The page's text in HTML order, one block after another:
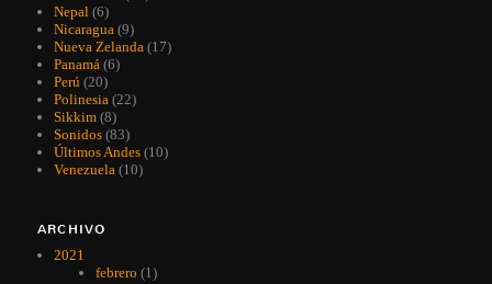
Nepal (6)
Nicaragua (9)
Nueva Zelanda (17)
Panamá (6)
Perú (20)
Polinesia (22)
Sikkim (8)
Sonidos (83)
Últimos Andes (10)
Venezuela (10)
ARCHIVO
2021
febrero (1)